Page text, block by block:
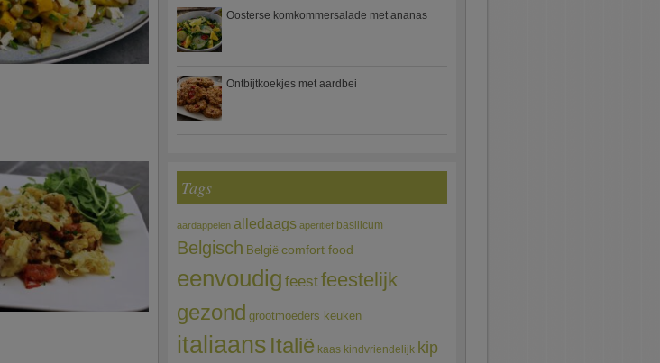
Oosterse komkommersalade met ananas
Ontbijtkoekjes met aardbei
Tags
aardappelen alledaags aperitief basilicum
Belgisch België comfort food
eenvoudig feestfeestelijk
gezond grootmoeders keuken
italiaans Italië kaas kindvriendelijk kip